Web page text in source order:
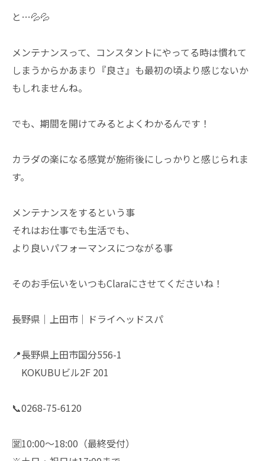
と…💦💦
メンテナンスって、コンスタントにやってる時は慣れて
しまうからかあまり『良さ』も最初の頃より感じないか
もしれませんね。
でも、期間を開けてみるとよくわかるんです！
カラダの楽になる感覚が施術後にしっかりと感じられま
す。
メンテナンスをするという事
それはお仕事でも生活でも、
より良いパフォーマンスにつながる事
そのお手伝いをいつもClaraにさせてくださいね！
長野県｜上田市｜ドライヘッドスパ
📍長野県上田市国分556-1
KOKUBUビル2F 201
📞0268-75-6120
🈺10:00〜18:00（最終受付）